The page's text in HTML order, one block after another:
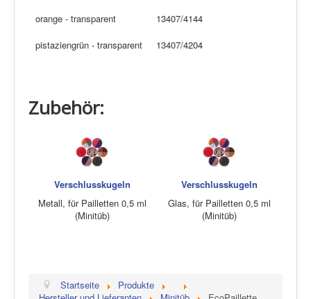
orange - transparent
13407/4144
pistaziengrün - transparent
13407/4204
Zubehör:
Verschlusskugeln
Metall, für Pailletten 0,5 ml
(Minitüb)
Verschlusskugeln
Glas, für Pailletten 0,5 ml
(Minitüb)
Startseite
Produkte